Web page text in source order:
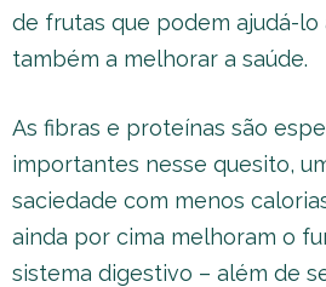
de frutas que podem ajudá-lo
também a melhorar a saúde.
As fibras e proteínas são
importantes nesse quesito,
saciedade com menos
ainda por cima melhoram o
sistema digestivo – além de